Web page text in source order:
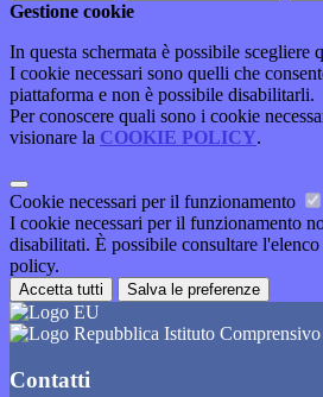
Gestione cookie
In questa schermata è possibile scegliere
I cookie necessari sono quelli che
piattaforma e non è possibile disabilitarli.
Per conoscere quali sono i cookie
visionare la COOKIE POLICY.
Cookie necessari per il funzionamento
I cookie necessari per il funzionamento
disabilitati. È possibile consultare
policy.
Accetta tutti Salva le preferenze
Istituto
Contatti